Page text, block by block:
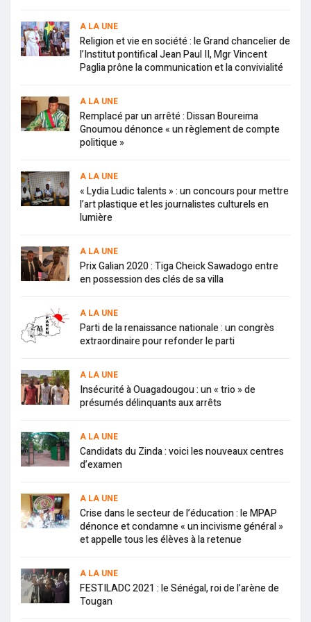
A LA UNE
Religion et vie en société : le Grand chancelier de
l’Institut pontifical Jean Paul II, Mgr Vincent
Paglia prône la communication et la convivialité
A LA UNE
Remplacé par un arrêté : Dissan Boureima
Gnoumou dénonce « un règlement de compte
politique »
A LA UNE
« Lydia Ludic talents » : un concours pour mettre
l’art plastique et les journalistes culturels en
lumière
A LA UNE
Prix Galian 2020 : Tiga Cheick Sawadogo entre
en possession des clés de sa villa
A LA UNE
Parti de la renaissance nationale : un congrès
extraordinaire pour refonder le parti
A LA UNE
Insécurité à Ouagadougou : un « trio » de
présumés délinquants aux arrêts
A LA UNE
Candidats du Zinda : voici les nouveaux centres
d’examen
A LA UNE
Crise dans le secteur de l’éducation : le MPAP
dénonce et condamne « un incivisme général »
et appelle tous les élèves à la retenue
A LA UNE
FESTILADC 2021 : le Sénégal, roi de l’arène de
Tougan